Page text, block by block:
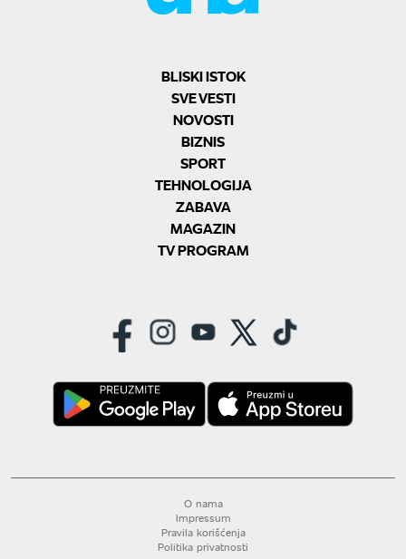
BLISKI ISTOK
SVE VESTI
NOVOSTI
BIZNIS
SPORT
TEHNOLOGIJA
ZABAVA
MAGAZIN
TV PROGRAM
O nama
Impressum
Pravila korišćenja
Politika privatnosti